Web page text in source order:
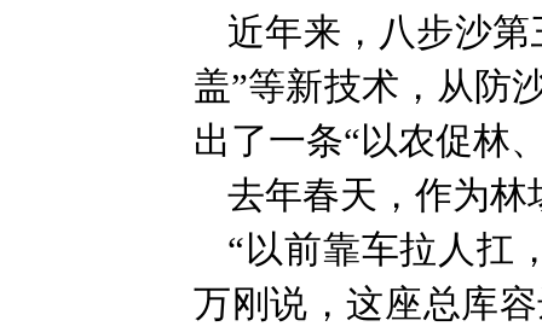
近年来，八步沙
盖”等新技术，从防
出了一条“以农促林
去年春天，作为林
“以前靠车拉人扛
万刚说，这座总库